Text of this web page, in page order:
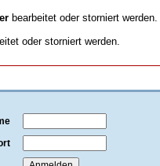
bearbeitet oder storniert werden.
oder storniert werden.